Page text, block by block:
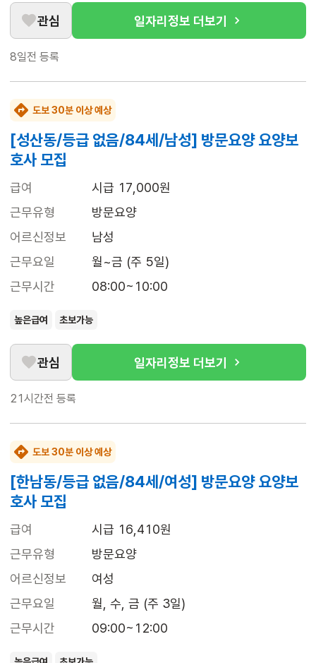
관심 일자리정보 더보기
8일전 등록
도보 30분 이상 예상
[성산동/등급 없음/84세/남성] 방문요양 요양보
호사 모집
급여
시급 17,000원
근무유형
방문요양
어르신정보
남성
근무요일
월~금 (주 5일)
근무시간
08:00~10:00
높은급여 초보가능
관심 일자리정보 더보기
21시간전 등록
도보 30분 이상 예상
[한남동/등급 없음/84세/여성] 방문요양 요양보
호사 모집
급여
시급 16,410원
근무유형
방문요양
어르신정보
여성
근무요일
월, 수, 금 (주 3일)
근무시간
09:00~12:00